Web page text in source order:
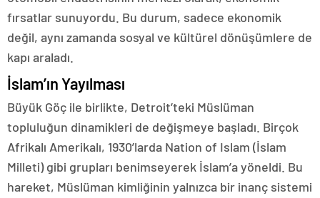
fırsatlar sunuyordu. Bu durum, sadece ekonomik
değil, aynı zamanda sosyal ve kültürel dönüşümlere de
kapı araladı.
İslam’ın Yayılması
Büyük Göç ile birlikte, Detroit’teki Müslüman
topluluğun dinamikleri de değişmeye başladı. Birçok
Afrikalı Amerikalı, 1930’larda Nation of Islam (İslam
Milleti) gibi grupları benimseyerek İslam’a yöneldi. Bu
hareket, Müslüman kimliğinin yalnızca bir inanç sistemi